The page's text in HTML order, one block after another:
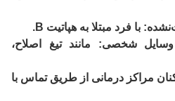
با فرد مبتلا به هپاتیت B.
وسایل شخصی: مانند تیغ اصلاح،
مراکز درمانی از طریق تماس با